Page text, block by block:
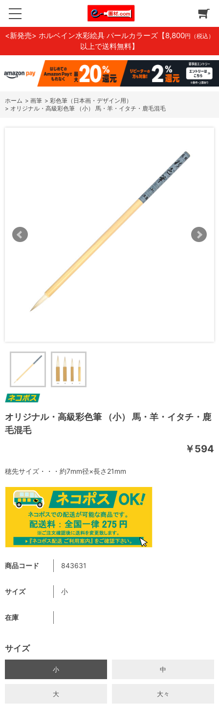
<新発売> ホルベイン水彩絵具 パールカラーズ 【8,800円（税込）
以上で送料無料】
ホーム > 画筆 > 彩色筆（日本画・デザイン用）
> オリジナル・高級彩色筆 （小） 馬・羊・イタチ・鹿毛混毛
オリジナル・高級彩色筆 （小） 馬・羊・イタチ・鹿
毛混毛
￥594
商品コード 843631
サイズ 小
在庫
サイズ
小 中
大 大々
穂先サイズ・・・約7mm径×長さ21mm